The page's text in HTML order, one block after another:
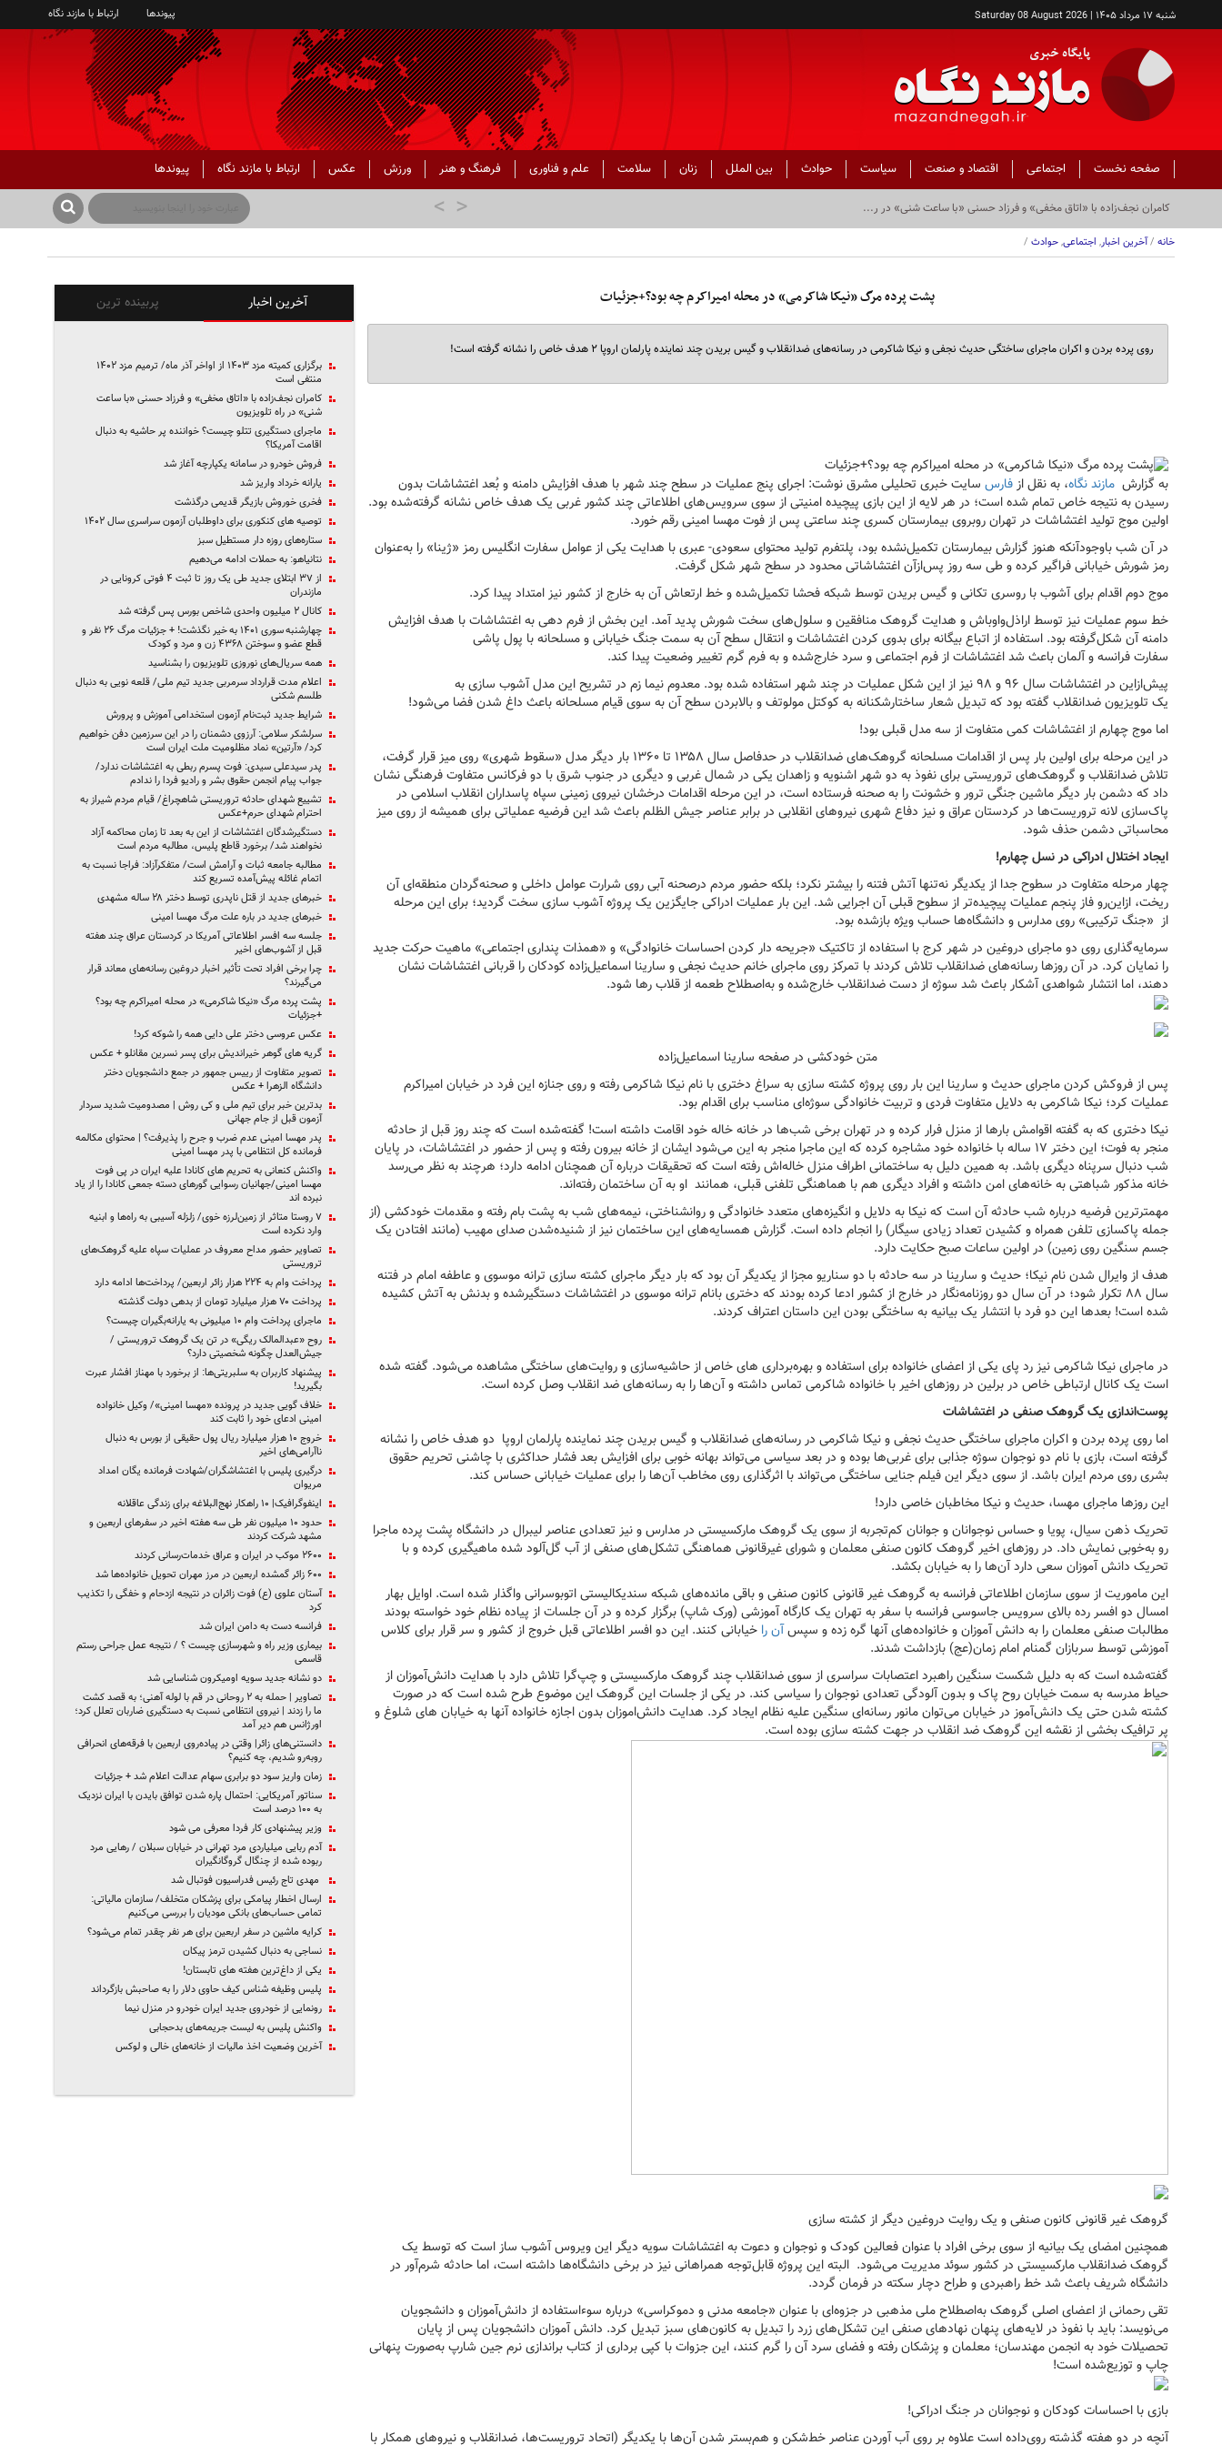
ارتباط با مازند نگاه پیوندها شنبه ۱۷ مرداد ۱۴۰۵ | Saturday 08 August 2026
صفحه نخست اجتماعی اقتصاد و صنعت سیاست حوادث بین الملل زنان سلامت علم و فناوری فرهنگ و هنر ورزش عکس ارتباط با مازند نگاه پیوندها
کامران نجف‌زاده با «اتاق مخفی» و فرزاد حسنی «با ساعت شنی» در ر...
خانه /آخرین اخبار, اجتماعی,حوادث /
پشت پرده مرگ «نیکا شاکرمی» در محله امیراکرم چه بود؟+جزئیات
روی پرده بردن و اکران ماجرای ساختگی حدیث نجفی و نیکا شاکرمی در رسانه‌های ضدانقلاب و گیس بریدن چند نماینده پارلمان اروپا ۲ هدف خاص را نشانه گرفته است!
به گزارشمازند نگاه، به نقل ازفارس سایت خبری تحلیلی مشرق نوشت: اجرای پنج عملیات در سطح چند شهر با هدف افزایش دامنه و بُعد اغتشاشات بدون
رسیدن به نتیجه خاص تمام شده است؛ در هر لایه از این بازی پیچیده امنیتی از سوی سرویس‌های اطلاعاتی چند کشور غربی یک هدف خاص نشانه گرفته‌شده بود.
اولین موج تولید اغتشاشات در تهران روبروی بیمارستان کسری چند ساعتی پس از فوت مهسا امینی رقم خورد.
در آن شب باوجودآنکه هنوز گزارش بیمارستان تکمیل‌نشده بود، پلتفرم تولید محتوای سعودی- عبری با هدایت یکی از عوامل سفارت انگلیس رمز «ژینا» را به‌عنوان
رمز شورش خیابانی فراگیر کرده و طی سه روز پس‌ازآن اغتشاشاتی محدود در سطح شهر شکل گرفت.
موج دوم اقدام برای آشوب با روسری تکانی و گیس بریدن توسط شبکه فحشا تکمیل‌شده و خط ارتعاش آن به خارج از کشور نیز امتداد پیدا کرد.
خط سوم عملیات نیز توسط اراذل‌واوباش و هدایت گروهک منافقین و سلول‌های سخت شورش پدید آمد. این بخش از فرم دهی به اغتشاشات با هدف افزایش
دامنه آن شکل‌گرفته بود. استفاده از اتباع بیگانه برای بدوی کردن اغتشاشات و انتقال سطح آن به سمت جنگ خیابانی و مسلحانه با پول پاشی
سفارت فرانسه و آلمان باعث شد اغتشاشات از فرم اجتماعی و سرد خارج‌شده و به فرم گرم تغییر وضعیت پیدا کند.
پیش‌ازاین در اغتشاشات سال ۹۶ و ۹۸ نیز از این شکل عملیات در چند شهر استفاده‌ شده بود. معدوم نیما زم در تشریح این مدل آشوب سازی به
یک تلویزیون ضدانقلاب گفته بود که تبدیل شعار ساختارشکنانه به کوکتل مولوتف و بالابردن سطح آن به سوی قیام مسلحانه باعث داغ شدن فضا می‌شود!
اما موج چهارم از اغتشاشات کمی متفاوت از سه مدل قبلی بود!
در این مرحله برای اولین بار پس از اقدامات مسلحانه گروهک‌های ضدانقلاب در حدفاصل سال ۱۳۵۸ تا ۱۳۶۰ بار دیگر مدل «سقوط شهری» روی میز قرار گرفت،
تلاش ضدانقلاب و گروهک‌های تروریستی برای نفوذ به دو شهر اشنویه و زاهدان یکی در شمال غربی و دیگری در جنوب شرق با دو فرکانس متفاوت فرهنگی نشان
داد که دشمن بار دیگر ماشین جنگی ترور و خشونت را به صحنه فرستاده است، در این مرحله اقدامات درخشان نیروی زمینی سپاه پاسداران انقلاب اسلامی در
پاک‌سازی لانه تروریست‌ها در کردستان عراق و نیز دفاع شهری نیروهای انقلابی در برابر عناصر جیش الظلم باعث شد این فرضیه عملیاتی برای همیشه از روی میز
محاسباتی دشمن حذف شود.
ایجاد اختلال ادراکی در نسل چهارم!
چهار مرحله متفاوت در سطوح جدا از یکدیگر نه‌تنها آتش فتنه را بیشتر نکرد؛ بلکه حضور مردم درصحنه آبی روی شرارت عوامل داخلی و صحنه‌گردان منطقه‌ای آن
ریخت، ازاین‌رو فاز پنجم عملیات پیچیده‌تر از سطوح قبلی آن اجرایی شد. این بار عملیات ادراکی جایگزین یک پروژه آشوب سازی سخت گردید؛ برای این مرحله
از «جنگ ترکیبی» روی مدارس و دانشگاه‌ها حساب ویژه بازشده بود.
سرمایه‌گذاری روی دو ماجرای دروغین در شهر کرج با استفاده از تاکتیک «جریحه دار کردن احساسات خانوادگی» و «همذات پنداری اجتماعی» ماهیت حرکت جدید
را نمایان کرد. در آن روزها رسانه‌های ضدانقلاب تلاش کردند با تمرکز روی ماجرای خانم حدیث نجفی و سارینا اسماعیل‌زاده کودکان را قربانی اغتشاشات نشان
دهند، اما انتشار شواهدی آشکار باعث شد سوژه از دست ضدانقلاب خارج‌شده و به‌اصطلاح طعمه از قلاب رها شود.
متن خودکشی در صفحه سارینا اسماعیل‌زاده
پس از فروکش کردن ماجرای حدیث و سارینا این بار روی پروژه کشته سازی به سراغ دختری با نام نیکا شاکرمی رفته و روی جنازه این فرد در خیابان امیراکرم
عملیات کرد؛ نیکا شاکرمی به دلایل متفاوت فردی و تربیت خانوادگی سوژه‌ای مناسب برای اقدام بود.
نیکا دختری که به گفته اقوامش بارها از منزل فرار کرده و در تهران برخی شب‌ها در خانه خاله خود اقامت داشته است! گفته‌شده است که چند روز قبل از حادثه
منجر به فوت؛ این دختر ۱۷ ساله با خانواده خود مشاجره کرده که این ماجرا منجر به این می‌شود ایشان از خانه بیرون رفته و پس از حضور در اغتشاشات، در پایان
شب دنبال سرپناه دیگری باشد. به همین دلیل به ساختمانی اطراف منزل خاله‌اش رفته است که تحقیقات درباره آن همچنان ادامه دارد؛ هرچند به نظر می‌رسد
خانه مذکور شباهتی به خانه‌های امن داشته و افراد دیگری هم با هماهنگی تلفنی قبلی، همانند او به آن ساختمان رفته‌اند.
مهمترترین فرضیه درباره شب حادثه آن است که نیکا به دلایل و انگیزه‌های متعدد خانوادگی و روانشناختی، نیمه‌های شب به پشت بام رفته و مقدمات خودکشی (از
جمله پاکسازی تلفن همراه و کشیدن تعداد زیادی سیگار) را انجام داده است. گزارش همسایه‌های این ساختمان نیز از شنیده‌شدن صدای مهیب (مانند افتادن یک
جسم سنگین روی زمین) در اولین ساعات صبح حکایت دارد.
هدف از وایرال شدن نام نیکا؛ حدیث و سارینا در سه حادثه با دو سناریو مجزا از یکدیگر آن بود که بار دیگر ماجرای کشته سازی ترانه موسوی و عاطفه امام در فتنه
سال ۸۸ تکرار شود؛ در آن سال دو روزنامه‌نگار در خارج از کشور ادعا کرده بودند که دختری بانام ترانه موسوی در اغتشاشات دستگیرشده و بدنش به آتش کشیده
شده است! بعدها این دو فرد با انتشار یک بیانیه به ساختگی بودن این داستان اعتراف کردند.
در ماجرای نیکا شاکرمی نیز رد پای یکی از اعضای خانواده برای استفاده و بهره‌برداری های خاص از حاشیه‌سازی و روایت‌های ساختگی مشاهده می‌شود. گفته‌ شده
است یک کانال ارتباطی خاص در برلین در روزهای اخیر با خانواده شاکرمی تماس داشته و آن‌ها را به رسانه‌های ضد انقلاب وصل کرده است.
پوست‌اندازی یک گروهک صنفی در اغتشاشات
اما روی پرده بردن و اکران ماجرای ساختگی حدیث نجفی و نیکا شاکرمی در رسانه‌های ضدانقلاب و گیس بریدن چند نماینده پارلمان اروپا دو هدف خاص را نشانه
گرفته است، بازی با نام دو نوجوان سوژه جذابی برای غربی‌ها بوده و در بعد سیاسی می‌تواند بهانه خوبی برای افزایش بعد فشار حداکثری با چاشنی تحریم حقوق
بشری روی مردم ایران باشد. از سوی دیگر این فیلم جنایی ساختگی می‌تواند با اثرگذاری روی مخاطب آن‌ها را برای عملیات خیابانی حساس کند.
این روزها ماجرای مهسا، حدیث و نیکا مخاطبان خاصی دارد!
تحریک ذهن سیال، پویا و حساس نوجوانان و جوانان کم‌تجربه از سوی یک گروهک مارکسیستی در مدارس و نیز تعدادی عناصر لیبرال در دانشگاه پشت پرده ماجرا
رو به‌خوبی نمایش داد. در روزهای اخیر گروهک کانون صنفی معلمان و شورای غیرقانونی هماهنگی تشکل‌های صنفی از آب گل‌آلود شده ماهیگیری کرده و با
تحریک دانش آموزان سعی دارد آن‌ها را به خیابان بکشد.
این ماموریت از سوی سازمان اطلاعاتی فرانسه به گروهک غیر قانونی کانون صنفی و باقی مانده‌های شبکه سندیکالیستی اتوبوسرانی واگذار شده است. اوایل بهار
امسال دو افسر رده بالای سرویس جاسوسی فرانسه با سفر به تهران یک کارگاه آموزشی (ورک شاپ) برگزار کرده و در آن جلسات از پیاده نظام خود خواسته بودند
مطالبات صنفی معلمان را به دانش آموزان و خانواده‌های آنها گره زده و سپسآن را خیابانی کنند. این دو افسر اطلاعاتی قبل خروج از کشور و سر قرار برای کلاس
آموزشی توسط سربازان گمنام امام زمان(عج) بازداشت شدند.
گفته‌شده است که به دلیل شکست سنگین راهبرد اعتصابات سراسری از سوی ضدانقلاب چند گروهک مارکسیستی و چپ‌گرا تلاش دارد با هدایت دانش‌آموزان از
حیاط مدرسه به سمت خیابان روح پاک و بدون آلودگی تعدادی نوجوان را سیاسی کند. در یکی از جلسات این گروهک این موضوع طرح شده است که در صورت
کشته شدن حتی یک دانش‌آموز در خیابان می‌توان مانور رسانه‌ای سنگین علیه نظام ایجاد کرد. هدایت دانش‌اموزان بدون اجازه خانواده آنها به خیابان ‌های شلوغ و
پر ترافیک بخشی از نقشه این گروهک ضد انقلاب در جهت کشته سازی بوده است.
گروهک غیر قانونی کانون صنفی و یک روایت دروغین دیگر از کشته سازی
همچنین امضای یک بیانیه از سوی برخی افراد با عنوان فعالین کودک و نوجوان و دعوت به اغتشاشات سویه دیگر این ویروس آشوب ساز است که توسط یک
گروهک ضدانقلاب مارکسیستی در کشور سوئد مدیریت می‌شود. البته این پروژه قابل‌توجه همراهانی نیز در برخی دانشگاه‌ها داشته است، اما حادثه شرم‌آور در
دانشگاه شریف باعث شد خط راهبردی و طراح دچار سکته در فرمان گردد.
تقی رحمانی از اعضای اصلی گروهک به‌اصطلاح ملی مذهبی در جزوه‌ای با عنوان «جامعه مدنی و دموکراسی» درباره سوءاستفاده از دانش‌آموزان و دانشجویان
می‌نویسد: باید با نفوذ در لایه‌های پنهان نهادهای صنفی این تشکل‌های زرد را تبدیل به کانون‌های سبز تبدیل کرد. دانش آموزان دانشجویان پس از پایان
تحصیلات خود به انجمن مهندسان؛ معلمان و پزشکان رفته و فضای سرد آن را گرم کنند، این جزوات با کپی برداری از کتاب براندازی نرم جین شارپ به‌صورت پنهانی
چاپ و توزیع‌شده است!
بازی با احساسات کودکان و نوجوانان در جنگ ادراکی!
آنچه در دو هفته گذشته روی‌داده است علاوه بر روی آب آوردن عناصر خط‌شکن و هم‌بستر شدن آن‌ها با یکدیگر (اتحاد تروریست‌ها، ضدانقلاب و نیروهای همکار با
آخرین اخبار پربینده ترین
برگزاری کمیته مزد ۱۴۰۳ از اواخر آذر ماه/ ترمیم مزد ۱۴۰۲
منتفی است
کامران نجف‌زاده با «اتاق مخفی» و فرزاد حسنی «با ساعت
شنی» در راه تلویزیون
ماجرای دستگیری تتلو چیست؟ خواننده پر حاشیه به دنبال
اقامت آمریکا؟
فروش خودرو در سامانه یکپارچه آغاز شد
یارانه خرداد واریز شد
فخری خوروش بازیگر قدیمی درگذشت
توصیه های کنکوری برای داوطلبان آزمون سراسری سال ۱۴۰۲
ستاره‌های روزه دار مستطیل سبز
نتانیاهو: به حملات ادامه می‌دهیم
از ۳۷ ابتلای جدید طی یک روز تا ثبت ۴ فوتی کرونایی در
مازندران
کانال ۲ میلیون واحدی شاخص بورس پس گرفته شد
چهارشنبه سوری ۱۴۰۱ به خیر نگذشت! + جزئیات مرگ ۲۶ نفر و
قطع عضو و سوختن ۴۳۶۸ زن و مرد و کودک
همه سریال‌های نوروزی تلویزیون را بشناسید
اعلام مدت قرارداد سرمربی جدید تیم ملی/ قلعه نویی به دنبال
طلسم شکنی
شرایط جدید ثبت‌نام آزمون استخدامی آموزش و پرورش
سرلشکر سلامی: آرزوی دشمنان را در این سرزمین دفن خواهیم
کرد/ «آرتین» نماد مظلومیت ملت ایران است
پدر سیدعلی سیدی: فوت پسرم ربطی به اغتشاشات ندارد/
جواب پیام‌ انجمن حقوق بشر و رادیو فردا را ندادم
تشییع شهدای حادثه تروریستی شاهچراغ/ قیام مردم شیراز به
احترام شهدای حرم+عکس
دستگیرشدگان اغتشاشات از این به بعد تا زمان محاکمه آزاد
نخواهند شد/ برخورد قاطع پلیس، مطالبه مردم است
مطالبه جامعه ثبات و آرامش است/ متفکرآزاد: فراجا نسبت به
اتمام غائله پیش‌آمده تسریع کند
خبرهای جدید از قتل ناپدری توسط دختر ۲۸ ساله مشهدی
خبرهای جدید در باره علت مرگ مهسا امینی
جلسه سه افسر اطلاعاتی آمریکا در کردستان عراق چند هفته
قبل از آشوب‌های اخیر
چرا برخی افراد تحت تأثیر اخبار دروغین رسانه‌های معاند قرار
می‌گیرند؟
پشت پرده مرگ «نیکا شاکرمی» در محله امیراکرم چه بود؟
+جزئیات
عکس عروسی دختر علی دایی همه را شوکه کرد!
گریه های گوهر خیراندیش برای پسر نسرین مقانلو + عکس
تصویر متفاوت از رییس جمهور در جمع دانشجویان دختر
دانشگاه الزهرا + عکس
بدترین خبر برای تیم ملی و کی روش | مصدومیت شدید سردار
آزمون قبل از جام جهانی
پدر مهسا امینی عدم ضرب و جرح را پذیرفت؟ | محتوای مکالمه
فرمانده کل انتظامی با پدر مهسا امینی
واکنش کنعانی به تحریم های کانادا علیه ایران در پی فوت
مهسا امینی/جهانیان رسوایی گورهای دسته‌ جمعی کانادا را از یاد
نبرده‌ اند
۷ روستا متاثر از زمین‌لرزه خوی/ زلزله آسیبی به راه‌ها و ابنیه
وارد نکرده است
تصاویر حضور مداح معروف در عملیات سپاه علیه گروهک‌های
تروریستی
پرداخت وام به ۲۲۴ هزار زائر اربعین/ پرداخت‌ها ادامه دارد
پرداخت ۷۰ هزار میلیارد تومان از بدهی دولت گذشته
ماجرای پرداخت وام ۱۰ میلیونی به یارانه‌بگیران چیست؟
روح «عبدالمالک ریگی» در تن یک گروهک تروریستی /
جیش‌العدل چگونه شخصیتی دارد؟
پیشنهاد کاربران به سلبریتی‌ها: از برخورد با مهناز افشار عبرت
بگیرید!
خلاف گویی جدید در پرونده «مهسا امینی»/ وکیل خانواده
امینی ادعای خود را ثابت کند
خروج ۱۰ هزار میلیارد ریال پول حقیقی‌‌ از بورس به دنبال
ناآرامی‌های اخیر‌
درگیری پلیس با اغتشاشگران/شهادت فرمانده یگان امداد
مریوان
اینفوگرافیک| ۱۰ راهکار نهج‌البلاغه برای زندگی عاقلانه
حدود ۱۰ میلیون نفر طی سه هفته اخیر در سفرهای اربعین و
مشهد شرکت کردند
۲۶۰۰ موکب در ایران و عراق خدمات‌رسانی کردند
۶۰۰ زائر گمشده اربعین در مرز مهران تحویل خانواده‌ها شد
آستان علوی (ع) فوت زائران در نتیجه ازدحام و خفگی را تکذیب
کرد
فرانسه دست به دامن ایران شد
بیماری وزیر راه و شهرسازی چیست ؟ / نتیجه عمل جراحی رستم
قاسمی
دو نشانه جدید سویه اومیکرون شناسایی شد
تصاویر | حمله به ۲ روحانی در قم با لوله آهنی؛ به قصد کشت
ما را زدند | نیروی انتظامی نسبت به دستگیری ضاربان تعلل کرد؛
اورژانس هم دیر آمد
دانستنی‌های زائر| وقتی در پیاده‌روی اربعین با فرقه‌های انحرافی
روبه‌رو شدیم، چه کنیم؟
زمان واریز سود دو برابری سهام عدالت اعلام شد + جزئیات
سناتور آمریکایی: احتمال پاره شدن توافق بایدن با ایران نزدیک
به ۱۰۰ درصد است
وزیر پیشنهادی کار فردا معرفی می شود
آدم ربایی میلیاردی مرد تهرانی در خیابان سبلان / رهایی مرد
ربوده شده از چنگال گروگانگیران
مهدی تاج رئیس فدراسیون فوتبال شد
ارسال اخطار پیامکی برای پزشکان متخلف/ سازمان مالیاتی:
تمامی حساب‌های بانکی مودیان را بررسی می‌کنیم
کرایه ماشین در سفر اربعین برای هر نفر چقدر تمام می‌شود؟
نساجی به دنبال کشیدن ترمز پیکان
یکی از داغ‌ترین هفته های تابستان!
پلیس وظیفه شناس کیف حاوی دلار را به صاحبش بازگرداند
رونمایی از خودروی جدید ایران خودرو در منزل نیما
واکنش پلیس به لیست جریمه‌های ‌بدحجابی
آخرین وضعیت اخذ مالیات از خانه‌های خالی و لوکس